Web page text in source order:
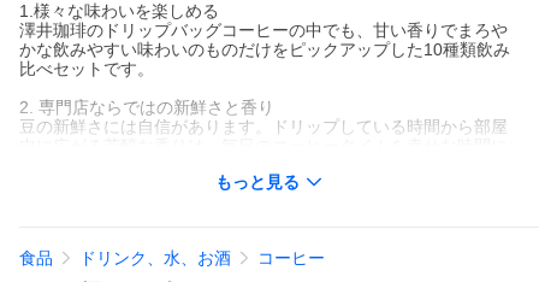
1.様々な味わいを楽しめる
澤井珈琲のドリップバッグコーヒーの中でも、甘い香りでまろや
かな飲みやすい味わいのものだけをピックアップした10種類飲み
比べセットです。
2. 専門店ならではの新鮮さと香り
豆の新鮮さには自信があります。ドリップしている時間から部屋
・メローブレンド 8g×10個
もっと見る
食品 ドリンク、水、お酒
コーヒー